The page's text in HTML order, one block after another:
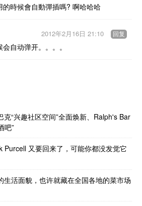
的時候會自動彈插嗎? 啊哈哈哈
自动弹开。。。。
2012年2月16日 21:10 回复
克“兴趣社区空间”全面焕新、Ralph's Bar
吧”
Purcell 又要回来了，可能你都没发觉它
生活面貌，也许就藏在全国各地的菜市场